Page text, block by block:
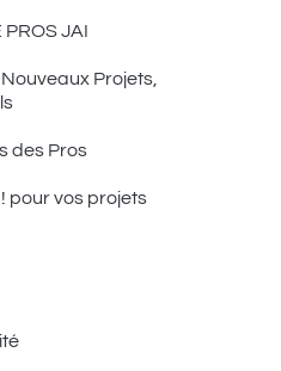
JAI
Projets,
des Pros
pour vos projets